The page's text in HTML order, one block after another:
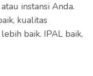
instansi Anda.
kualitas
baik. IPAL baik,